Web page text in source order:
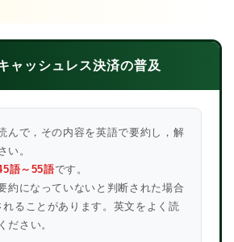
ャッシュレス決済の普及
んで，その内容を英語で要約し，解
い。
語～55語です。
約になっていないと判断された場合
れることがあります。英文をよく読
ださい。